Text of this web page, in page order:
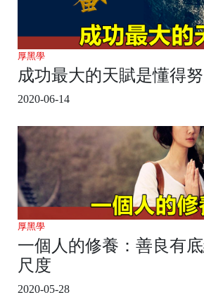
厚黑學
成功最大的天賦是懂得
2020-06-14
厚黑學
一個人的修養：善良有
尺度
2020-05-28